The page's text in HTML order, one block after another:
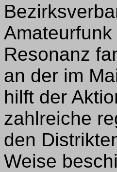
Resonanz
an der im
hilft der
zahlreiche
den
Weise